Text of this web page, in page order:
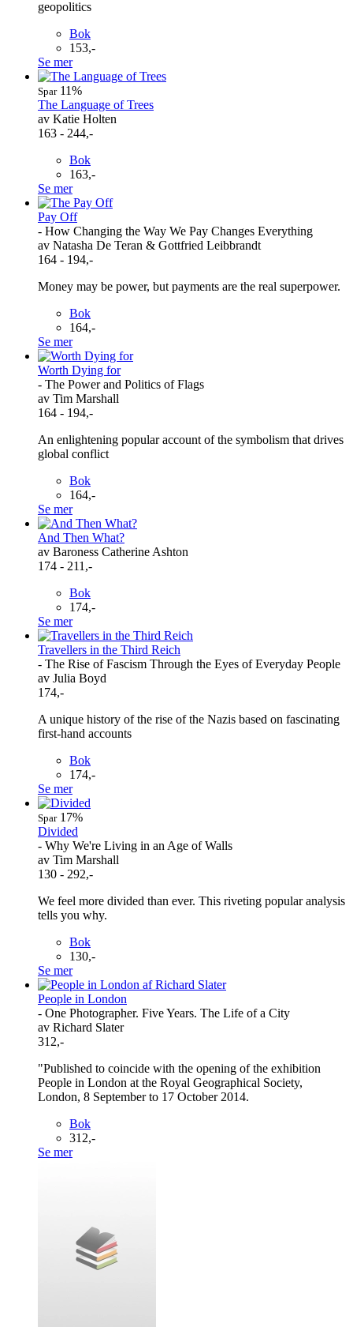
geopolitics
Bok
153,-
Se mer
Spar11%
The Language of Trees
av Katie Holten
163 - 244,-
Bok
163,-
Se mer
Pay Off
- How Changing the Way We Pay Changes Everything
av Natasha De Teran & Gottfried Leibbrandt
164 - 194,-
Money may be power, but payments are the real superpower.
Bok
164,-
Se mer
Worth Dying for
- The Power and Politics of Flags
av Tim Marshall
164 - 194,-
An enlightening popular account of the symbolism that drives
global conflict
Bok
164,-
Se mer
And Then What?
av Baroness Catherine Ashton
174 - 211,-
Bok
174,-
Se mer
Travellers in the Third Reich
- The Rise of Fascism Through the Eyes of Everyday People
av Julia Boyd
174,-
A unique history of the rise of the Nazis based on fascinating
first-hand accounts
Bok
174,-
Se mer
Spar17%
Divided
- Why We're Living in an Age of Walls
av Tim Marshall
130 - 292,-
We feel more divided than ever. This riveting popular analysis
tells you why.
Bok
130,-
Se mer
People in London
- One Photographer. Five Years. The Life of a City
av Richard Slater
312,-
"Published to coincide with the opening of the exhibition
People in London at the Royal Geographical Society,
London, 8 September to 17 October 2014.
Bok
312,-
Se mer